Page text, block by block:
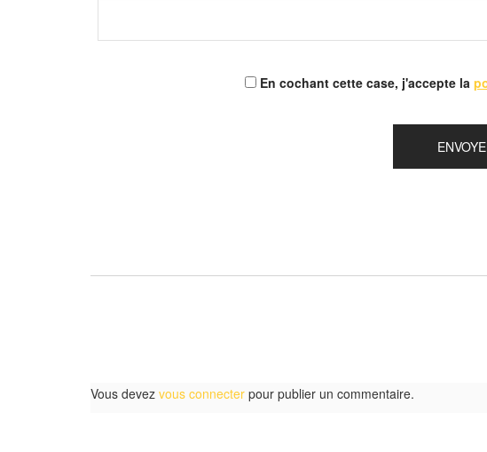
En cochant cette case, j'accepte la
Vous devez vous connecter pour publier un commentaire.